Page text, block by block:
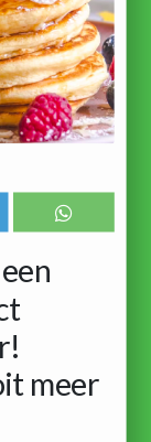
meer